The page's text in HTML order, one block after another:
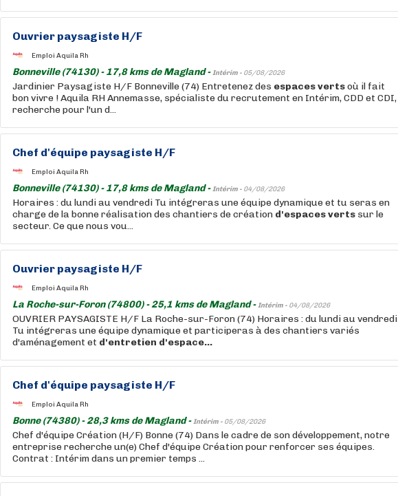
Ouvrier paysagiste H/F
Emploi Aquila Rh
Bonneville (74130) - 17,8 kms de Magland -Intérim - 05/08/2026
Jardinier Paysagiste H/F Bonneville (74) Entretenez des espacesvertsoù il fait
bon vivre ! Aquila RH Annemasse, spécialiste du recrutement en Intérim, CDD et CDI,
recherche pour l'un d...
Chef d'équipe paysagiste H/F
Emploi Aquila Rh
Bonneville (74130) - 17,8 kms de Magland -Intérim - 04/08/2026
Horaires : du lundi au vendredi Tu intégreras une équipe dynamique et tu seras en
charge de la bonne réalisation des chantiers de création d'espacesverts sur le
secteur. Ce que nous vou...
Ouvrier paysagiste H/F
Emploi Aquila Rh
La Roche-sur-Foron (74800) - 25,1 kms de Magland -Intérim - 04/08/2026
OUVRIER PAYSAGISTE H/F La Roche-sur-Foron (74) Horaires : du lundi au vendredi
Tu intégreras une équipe dynamique et participeras à des chantiers variés
d'aménagement et d'entretien d'espace...
Chef d'équipe paysagiste H/F
Emploi Aquila Rh
Bonne (74380) - 28,3 kms de Magland -Intérim - 05/08/2026
Chef d'équipe Création (H/F) Bonne (74) Dans le cadre de son développement, notre
entreprise recherche un(e) Chef d'équipe Création pour renforcer ses équipes.
Contrat : Intérim dans un premier temps ...